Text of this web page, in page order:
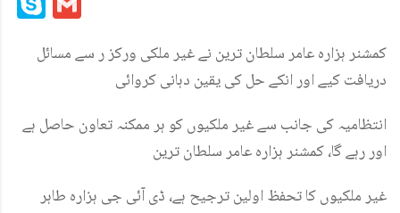
کمشنر ہزارہ عامر سلطان ترین نے غیر ملکی ورکز ر سے مسائل
دریافت کیے اور انکے حل کی یقین دہانی کروائی
انتظامیہ کی جانب سے غیر ملکیوں کو ہر ممکنہ تعاون حاصل ہے
اور رہے گا، کمشنر ہزارہ عامر سلطان ترین
غیر ملکیوں کا تحفظ اولین ترجیح ہے، ڈی آئی جی ہزارہ طاہر